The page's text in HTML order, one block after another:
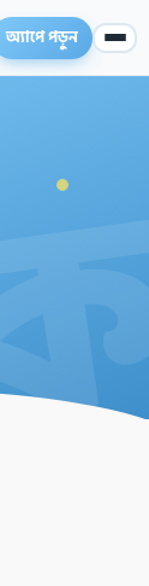
অ্যাপে পড়ুন